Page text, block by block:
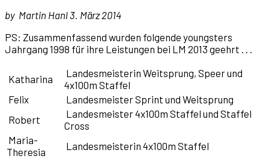
by Martin Hanl 3. März 2014
PS: Zusammenfassend wurden folgende youngsters
Jahrgang 1998 für ihre Leistungen bei LM 2013 geehrt . . .
Katharina
Landesmeisterin Weitsprung, Speer und
4x100m Staffel
Felix
Landesmeister Sprint und Weitsprung
Robert
Landesmeister 4x100m Staffel und Staffel
Cross
Maria-
Theresia
Landesmeisterin 4x100m Staffel